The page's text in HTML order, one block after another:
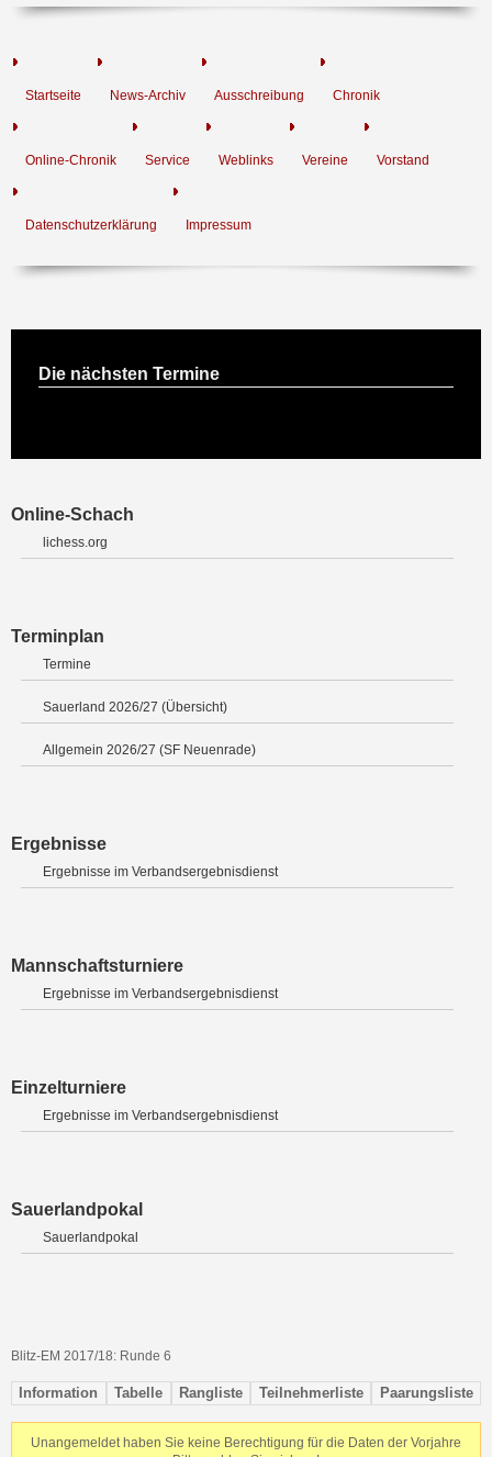
Startseite News-Archiv Ausschreibung Chronik
Online-Chronik Service Weblinks Vereine Vorstand
Datenschutzerklärung Impressum
Die nächsten Termine
Online-Schach
lichess.org
Terminplan
Termine
Sauerland 2026/27 (Übersicht)
Allgemein 2026/27 (SF Neuenrade)
Ergebnisse
Ergebnisse im Verbandsergebnisdienst
Mannschaftsturniere
Ergebnisse im Verbandsergebnisdienst
Einzelturniere
Ergebnisse im Verbandsergebnisdienst
Sauerlandpokal
Sauerlandpokal
Blitz-EM 2017/18: Runde 6
Information Tabelle Rangliste Teilnehmerliste Paarungsliste
Unangemeldet haben Sie keine Berechtigung für die Daten der Vorjahre